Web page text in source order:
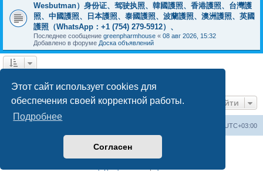
Этот сайт использует cookies для
обеспечения своей корректной работы.
Подробнее
Согласен
Wesbutman）身份证、驾驶执照、韓國護照、香港護照、台灣護
照、中國護照、日本護照、泰國護照、波蘭護照、澳洲護照、英國
護照（WhatsApp：+1 (754) 279-5912）、
Последнее сообщение greenpharmhouse « 08 авг 2026, 15:32
Добавлено в форуме Доска объявлений
Перейти
UTC+03:00
Создано на основеphpBB® Forum Software © phpBB Limited
Русская поддержка phpBB